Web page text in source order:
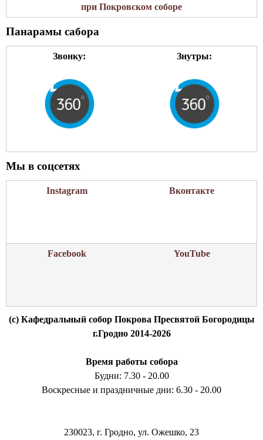
о
й
с
п
е
и
а
л
о
н
ы
м
н
н
К
р
м
я
н
к
і
ж
а
ы
а
с
при Покровском соборе
Панарамы сабора
Звонку: Знутры:
Мы в соцсетях
Instagram Вконтакте
Facebook YouTube
(c) Кафедральный собор Покрова Пресвятой Богородицы
г.Гродно 2014-2026
Время работы собора
Будни: 7.30 - 20.00
Воскресные и праздничные дни: 6.30 - 20.00
230023, г. Гродно, ул. Ожешко, 23